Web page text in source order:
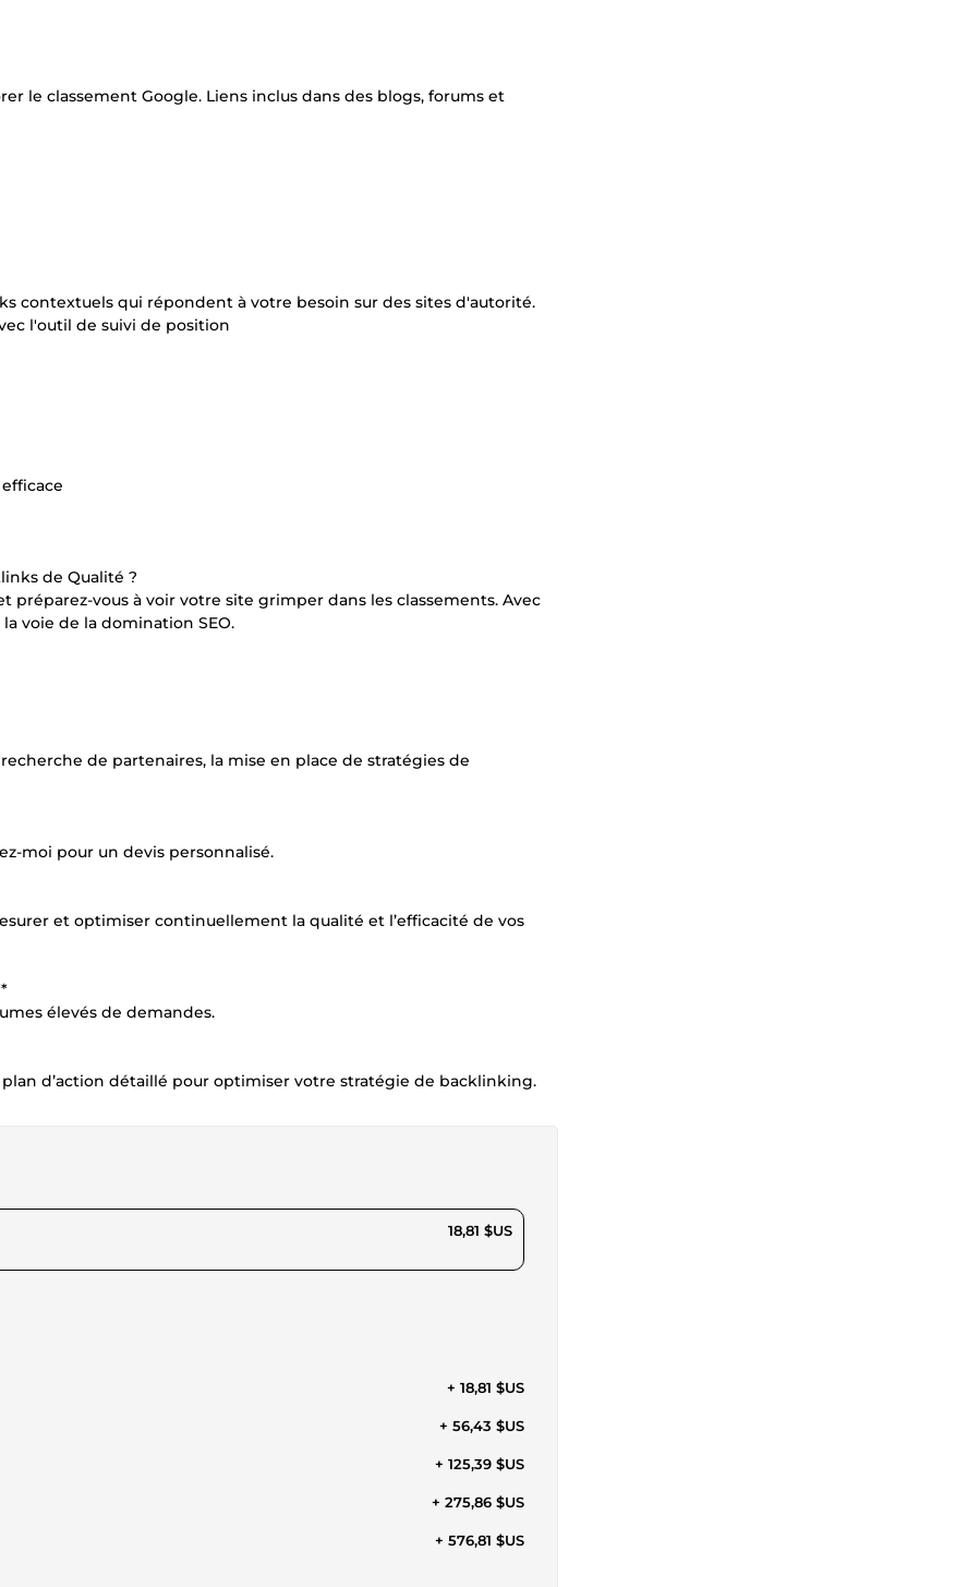
le classement Google. Liens inclus dans des blogs, forums et
contextuels qui répondent à votre besoin sur des sites d'autorité.
l'outil de suivi de position
de Qualité ?
vous à voir votre site grimper dans les classements. Avec
voie de la domination SEO.
de partenaires, la mise en place de stratégies de
moi pour un devis personnalisé.
et optimiser continuellement la qualité et l’efficacité de vos
élevés de demandes.
d’action détaillé pour optimiser votre stratégie de backlinking.
18,81 $US
+ 18,81 $US
+ 56,43 $US
+ 125,39 $US
+ 275,86 $US
+ 576,81 $US